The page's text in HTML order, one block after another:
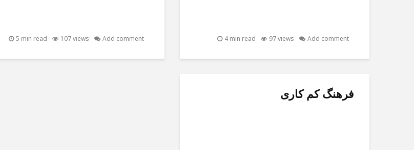
Add comment
97 views
4 min read
Add comment
107 views
5 min read
فرهنگ کم کاری